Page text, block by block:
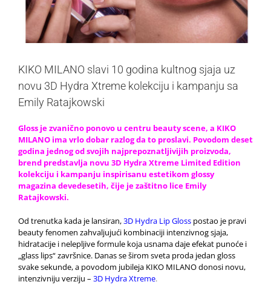
KIKO MILANO slavi 10 godina kultnog sjaja uz
novu 3D Hydra Xtreme kolekciju i kampanju sa
Emily Ratajkowski
Gloss je zvanično ponovo u centru beauty scene, a KIKO
MILANO ima vrlo dobar razlog da to proslavi. Povodom deset
godina jednog od svojih najprepoznatljivijih proizvoda,
brend predstavlja novu 3D Hydra Xtreme Limited Edition
kolekciju i kampanju inspirisanu estetikom glossy
magazina devedesetih, čije je zaštitno lice Emily
Ratajkowski.
Od trenutka kada je lansiran,3D Hydra Lip Gloss postao je pravi
beauty fenomen zahvaljujući kombinaciji intenzivnog sjaja,
hidratacije i nelepljive formule koja usnama daje efekat punoće i
„glass lips“ završnice. Danas se širom sveta proda jedan gloss
svake sekunde, a povodom jubileja KIKO MILANO donosi novu,
intenzivniju verziju – 3D Hydra Xtreme.